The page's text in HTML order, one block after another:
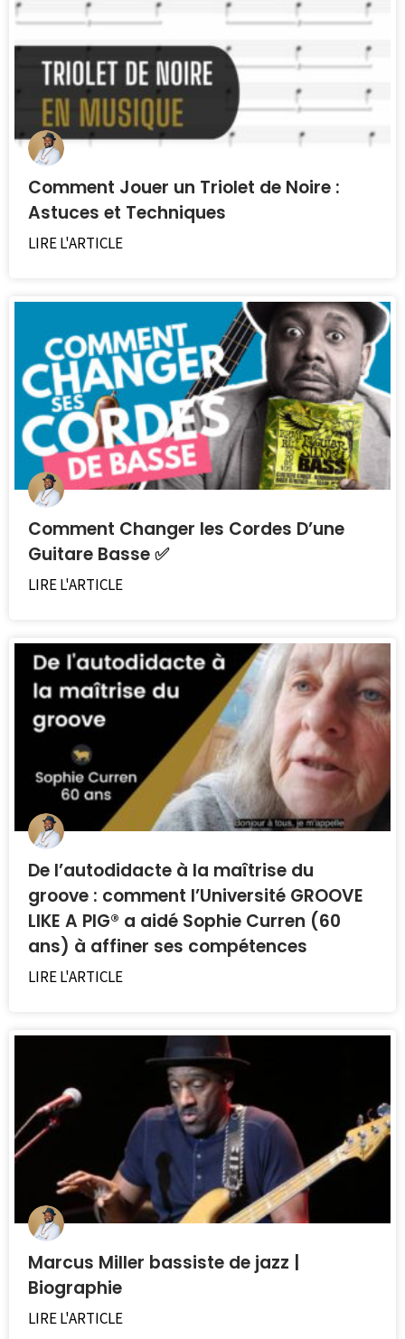
Comment Jouer un Triolet de Noire :
Astuces et Techniques
LIRE L'ARTICLE
Comment Changer les Cordes D’une
Guitare Basse ✅
LIRE L'ARTICLE
De l’autodidacte à la maîtrise du
groove : comment l’Université GROOVE
LIKE A PIG® a aidé Sophie Curren (60
ans) à affiner ses compétences
LIRE L'ARTICLE
Marcus Miller bassiste de jazz |
Biographie
LIRE L'ARTICLE